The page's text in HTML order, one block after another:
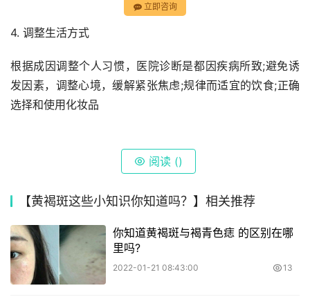
立即咨询
4. 调整生活方式
根据成因调整个人习惯，医院诊断是都因疾病所致;避免诱
发因素，调整心境，缓解紧张焦虑;规律而适宜的饮食;正确
选择和使用化妆品
阅读 ()
【黄褐斑这些小知识你知道吗？】相关推荐
你知道黄褐斑与褐青色痣 的区别在哪
里吗?
2022-01-21 08:43:00 13